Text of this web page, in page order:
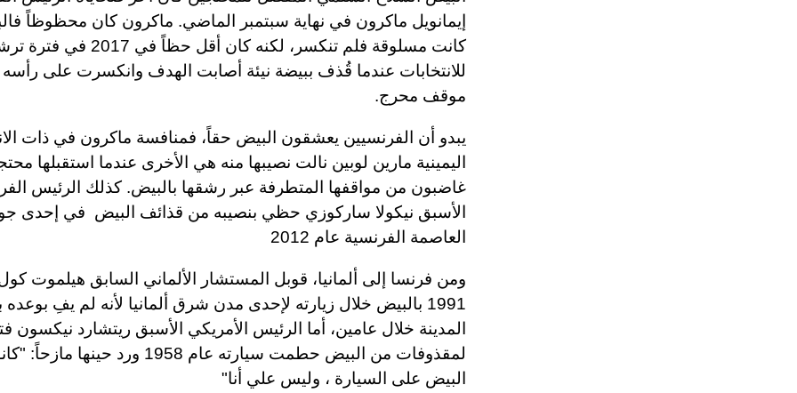
إيمانويل ماكرون في نهاية سبتمبر الماضي. ماكرون كان محظوظاً
كانت مسلوقة فلم تنكسر، لكنه كان أقل حظاً في
للانتخابات عندما قُذف ببيضة نيئة أصابت الهدف وانكسرت على
موقف محرج.
يبدو أن الفرنسيين يعشقون البيض حقاً، فمنافسة ماكرون في ذات
اليمينية مارين لوبين نالت نصيبها منه هي الأخرى عندما استقبلها
غاضبون من مواقفها المتطرفة عبر رشقها بالبيض. كذلك الرئيس
الأسبق نيكولا ساركوزي حظي بنصيبه من قذائف البيض في إحدى
العاصمة الفرنسية عام 2012
ومن فرنسا إلى ألمانيا، قوبل المستشار الألماني السابق هيلموت
1991 بالبيض خلال زيارته لإحدى مدن شرق ألمانيا لأنه لم يفِ بوعده
المدينة خلال عامين، أما الرئيس الأمريكي الأسبق ريتشارد نيكسون
لمقذوفات من البيض حطمت سيارته عام 1958 ورد
البيض على السيارة ، وليس علي أنا"